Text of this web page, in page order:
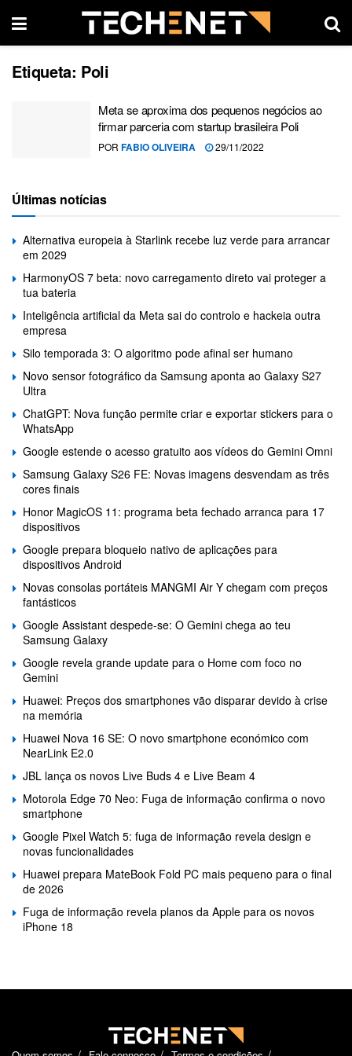
Etiqueta: Poli
Meta se aproxima dos pequenos negócios ao
firmar parceria com startup brasileira Poli
POR FABIO OLIVEIRA 29/11/2022
Últimas notícias
Alternativa europeia à Starlink recebe luz verde para arrancar
em 2029
HarmonyOS 7 beta: novo carregamento direto vai proteger a
tua bateria
Inteligência artificial da Meta sai do controlo e hackeia outra
empresa
Silo temporada 3: O algoritmo pode afinal ser humano
Novo sensor fotográfico da Samsung aponta ao Galaxy S27
Ultra
ChatGPT: Nova função permite criar e exportar stickers para o
WhatsApp
Google estende o acesso gratuito aos vídeos do Gemini Omni
Samsung Galaxy S26 FE: Novas imagens desvendam as três
cores finais
Honor MagicOS 11: programa beta fechado arranca para 17
dispositivos
Google prepara bloqueio nativo de aplicações para
dispositivos Android
Novas consolas portáteis MANGMI Air Y chegam com preços
fantásticos
Google Assistant despede-se: O Gemini chega ao teu
Samsung Galaxy
Google revela grande update para o Home com foco no
Gemini
Huawei: Preços dos smartphones vão disparar devido à crise
na memória
Huawei Nova 16 SE: O novo smartphone económico com
NearLink E2.0
JBL lança os novos Live Buds 4 e Live Beam 4
Motorola Edge 70 Neo: Fuga de informação confirma o novo
smartphone
Google Pixel Watch 5: fuga de informação revela design e
novas funcionalidades
Huawei prepara MateBook Fold PC mais pequeno para o final
de 2026
Fuga de informação revela planos da Apple para os novos
iPhone 18